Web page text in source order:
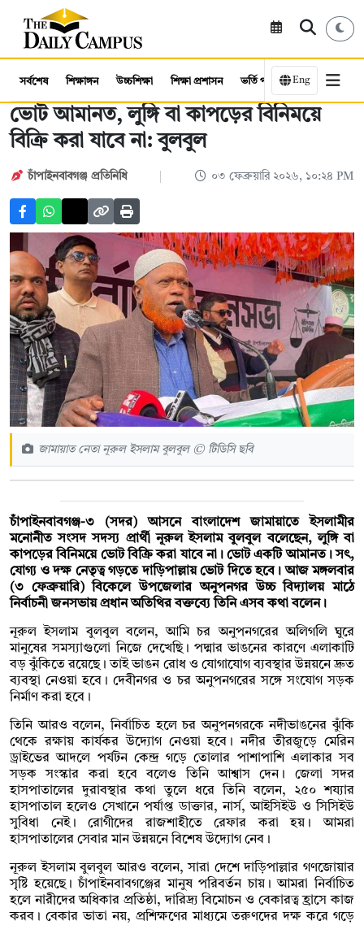
সর্বশেষ শিক্ষাঙ্গন উচ্চশিক্ষা শিক্ষা প্রশাসন ভর্তি পরীক্ষা কর্মসংস্থান
Eng
ভোট আমানত, লুঙ্গি বা কাপড়ের বিনিময়ে
বিক্রি করা যাবে না: বুলবুল
চাঁপাইনবাবগঞ্জ প্রতিনিধি ০৩ ফেব্রুয়ারি ২০২৬, ১০:২৪ PM
জামায়াত নেতা নূরুল ইসলাম বুলবুল © টিডিসি ছবি
চাঁপাইনবাবগঞ্জ-৩ (সদর) আসনে বাংলাদেশ জামায়াতে ইসলামীর
মনোনীত সংসদ সদস্য প্রার্থী নূরুল ইসলাম বুলবুল বলেছেন, লুঙ্গি বা
কাপড়ের বিনিময়ে ভোট বিক্রি করা যাবে না। ভোট একটি আমানত। সৎ,
যোগ্য ও দক্ষ নেতৃত্ব গড়তে দাড়িপাল্লায় ভোট দিতে হবে। আজ মঙ্গলবার
(৩ ফেব্রুয়ারি) বিকেলে উপজেলার অনুপনগর উচ্চ বিদ্যালয় মাঠে
নির্বাচনী জনসভায় প্রধান অতিথির বক্তব্যে তিনি এসব কথা বলেন।
নূরুল ইসলাম বুলবুল বলেন, আমি চর অনুপনগরের অলিগলি ঘুরে
মানুষের সমস্যাগুলো নিজে দেখেছি। পদ্মার ভাঙনের কারণে এলাকাটি
বড় ঝুঁকিতে রয়েছে। তাই ভাঙন রোধ ও যোগাযোগ ব্যবস্থার উন্নয়নে দ্রুত
ব্যবস্থা নেওয়া হবে। দেবীনগর ও চর অনুপনগরের সঙ্গে সংযোগ সড়ক
নির্মাণ করা হবে।
তিনি আরও বলেন, নির্বাচিত হলে চর অনুপনগরকে নদীভাঙনের ঝুঁকি
থেকে রক্ষায় কার্যকর উদ্যোগ নেওয়া হবে। নদীর তীরজুড়ে মেরিন
ড্রাইভের আদলে পর্যটন কেন্দ্র গড়ে তোলার পাশাপাশি এলাকার সব
সড়ক সংস্কার করা হবে বলেও তিনি আশ্বাস দেন। জেলা সদর
হাসপাতালের দুরাবস্থার কথা তুলে ধরে তিনি বলেন, ২৫০ শয্যার
হাসপাতাল হলেও সেখানে পর্যাপ্ত ডাক্তার, নার্স, আইসিইউ ও সিসিইউ
সুবিধা নেই। রোগীদের রাজশাহীতে রেফার করা হয়। আমরা
হাসপাতালের সেবার মান উন্নয়নে বিশেষ উদ্যোগ নেব।
নূরুল ইসলাম বুলবুল আরও বলেন, সারা দেশে দাড়িপাল্লার গণজোয়ার
সৃষ্টি হয়েছে। চাঁপাইনবাবগঞ্জের মানুষ পরিবর্তন চায়। আমরা নির্বাচিত
হলে নারীদের অধিকার প্রতিষ্ঠা, দারিদ্র্য বিমোচন ও বেকারত্ব হ্রাসে কাজ
করব। বেকার ভাতা নয়, প্রশিক্ষণের মাধ্যমে তরুণদের দক্ষ করে গড়ে